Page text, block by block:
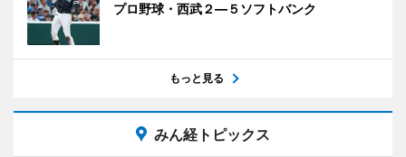
プロ野球・西武２―５ソフトバンク
もっと見る
みん経トピックス